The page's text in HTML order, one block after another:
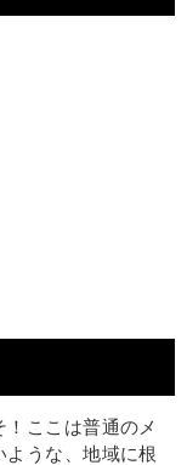
ここは普通のメ
ような、地域に根